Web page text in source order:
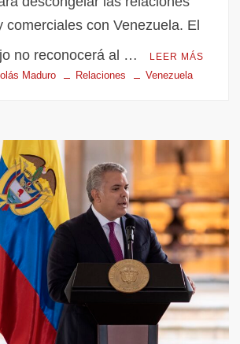
comerciales con Venezuela. El
no reconocerá al …
LEER MÁS
Maduro Relaciones Venezuela